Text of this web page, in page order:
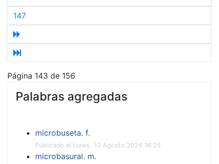
147
Página 143 de 156
Palabras agregadas
microbuseta. f.
Publicado el Lunes, 10 Agosto 2026 16:25
microbasural. m.